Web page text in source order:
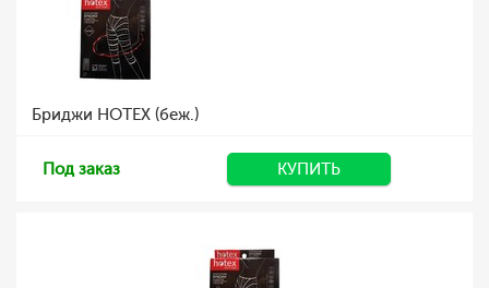
Бриджи HOTEX (беж.)
Под заказ КУПИТЬ